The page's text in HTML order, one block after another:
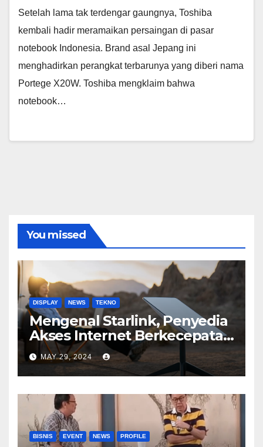
Setelah lama tak terdengar gaungnya, Toshiba
kembali hadir meramaikan persaingan di pasar
notebook Indonesia. Brand asal Jepang ini
menghadirkan perangkat terbarunya yang diberi nama
Portege X20W. Toshiba mengklaim bahwa
notebook…
You missed
DISPLAY NEWS TEKNO
Mengenal Starlink, Penyedia
Akses Internet Berkecepatan
Tinggi
MAY 29, 2024
BISNIS EVENT NEWS PROFILE